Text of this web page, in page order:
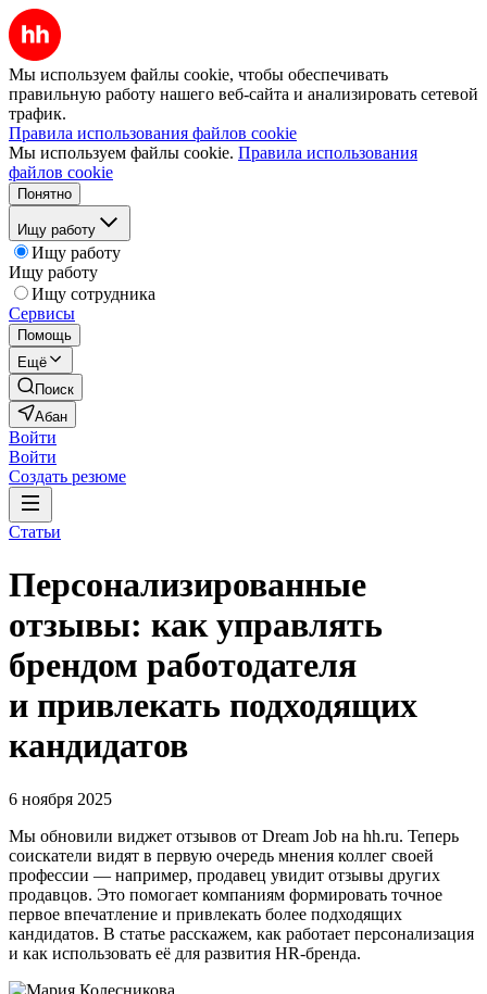
Мы используем файлы cookie, чтобы обеспечивать
правильную работу нашего веб-сайта и анализировать сетевой
трафик.
Правила использования файлов cookie
Мы используем файлы cookie. Правила использования
файлов cookie
Понятно
Ищу работу
Ищу работу
Ищу работу
Ищу сотрудника
Сервисы
Помощь
Ещё
Поиск
Абан
Войти
Войти
Создать резюме
Статьи
Персонализированные
отзывы: как управлять
брендом работодателя
и привлекать подходящих
кандидатов
6 ноября 2025
Мы обновили виджет отзывов от Dream Job на hh.ru. Теперь
соискатели видят в первую очередь мнения коллег своей
профессии — например, продавец увидит отзывы других
продавцов. Это помогает компаниям формировать точное
первое впечатление и привлекать более подходящих
кандидатов. В статье расскажем, как работает персонализация
и как использовать её для развития HR-бренда.